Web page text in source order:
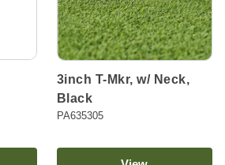
3inch T-Mkr, w/ Neck,
Black
PA635305